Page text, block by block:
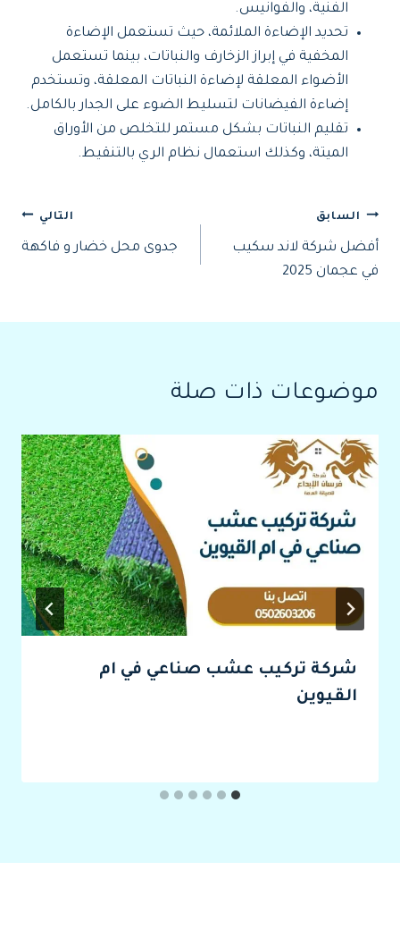
الفنية، والفوانيس.
تحديد الإضاءة الملائمة، حيث تستعمل الإضاءة
المخفية في إبراز الزخارف والنباتات، بينما تستعمل
الأضواء المعلقة لإضاءة النباتات المعلقة، وتستخدم
إضاءة الفيضانات لتسليط الضوء على الجدار بالكامل.
تقليم النباتات بشكل مستمر للتخلص من الأوراق
الميتة، وكذلك استعمال نظام الري بالتنقيط.
تصفّح
المقالات
السابق
أفضل شركة لاند سكيب
في عجمان 2025
التالي
جدوى محل خضار و فاكهة
موضوعات ذات صلة
شركة تركيب عشب صناعي في ام
القيوين